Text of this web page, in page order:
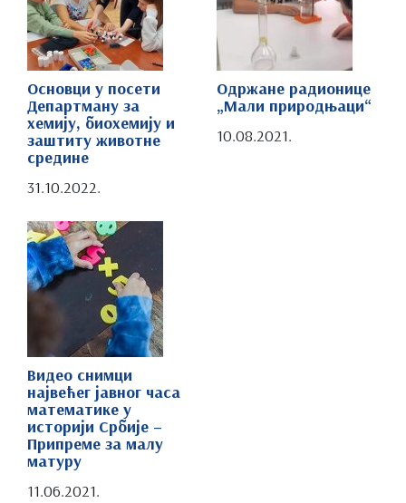
Основци у посети
Департману за
хемију, биохемију и
заштиту животне
средине
31.10.2022.
Одржане радионице
„Мали природњаци“
10.08.2021.
Видео снимци
највећег јавног часа
математике у
историји Србије –
Припреме за малу
матуру
11.06.2021.